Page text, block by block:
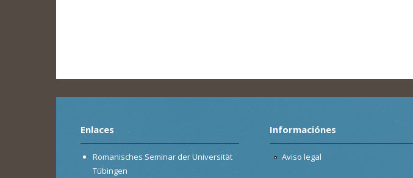
Enlaces
Romanisches Seminar der Universität
Tübingen
Informaciónes
Aviso legal